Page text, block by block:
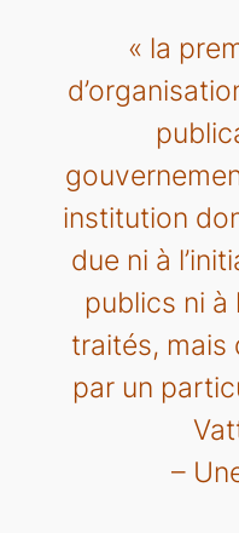
« la
institution
due ni à
publics ni à
traités, mais
par un
–